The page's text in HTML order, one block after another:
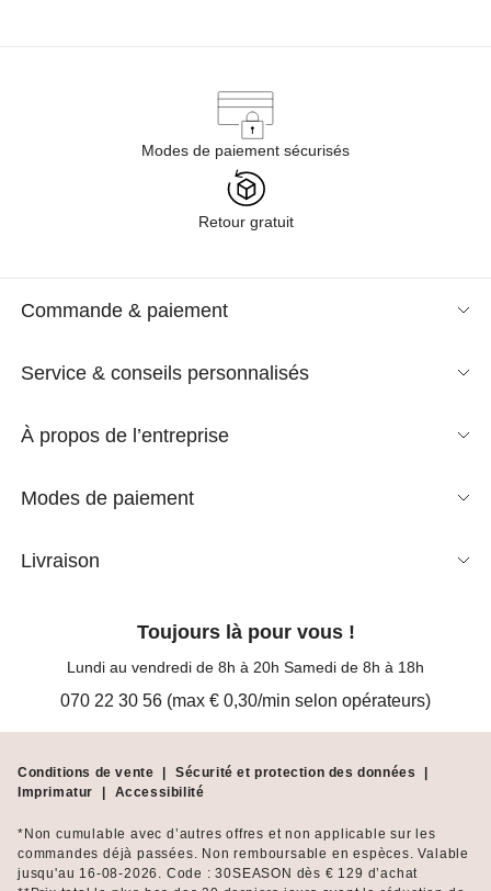
Modes de paiement sécurisés
Retour gratuit
Commande & paiement
Service & conseils personnalisés
À propos de l’entreprise
Modes de paiement
Livraison
Toujours là pour vous !
Lundi au vendredi de 8h à 20h Samedi de 8h à 18h
070 22 30 56 (max € 0,30/min selon opérateurs)
Conditions de vente | Sécurité et protection des données
|
Imprimatur
| Accessibilité
*Non cumulable avec d’autres offres et non applicable sur les
commandes déjà passées. Non remboursable en espèces. Valable
jusqu'au 16-08-2026. Code : 30SEASON dès € 129 d’achat